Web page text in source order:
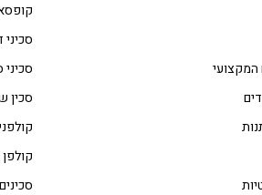
המקצועי
סכיני
סכיני
סכין
קולפן